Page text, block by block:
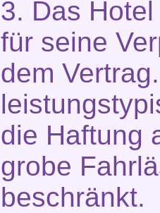
3. Das
für seine
dem
die Haftung
grobe
beschränkt.